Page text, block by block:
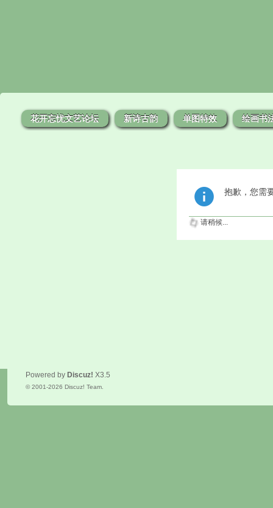
花开忘忧文艺论坛 新诗古韵 单图特效 绘画书
抱歉，您需
请稍候...
Powered by Discuz! X3.5
© 2001-2026 Discuz! Team